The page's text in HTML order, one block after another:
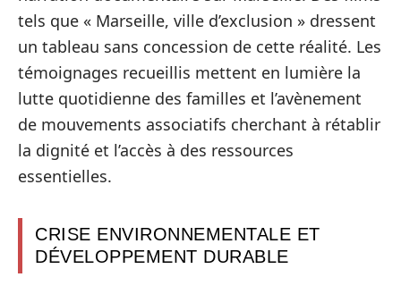
tels que « Marseille, ville d’exclusion » dressent
un tableau sans concession de cette réalité. Les
témoignages recueillis mettent en lumière la
lutte quotidienne des familles et l’avènement
de mouvements associatifs cherchant à rétablir
la dignité et l’accès à des ressources
essentielles.
CRISE ENVIRONNEMENTALE ET
DÉVELOPPEMENT DURABLE